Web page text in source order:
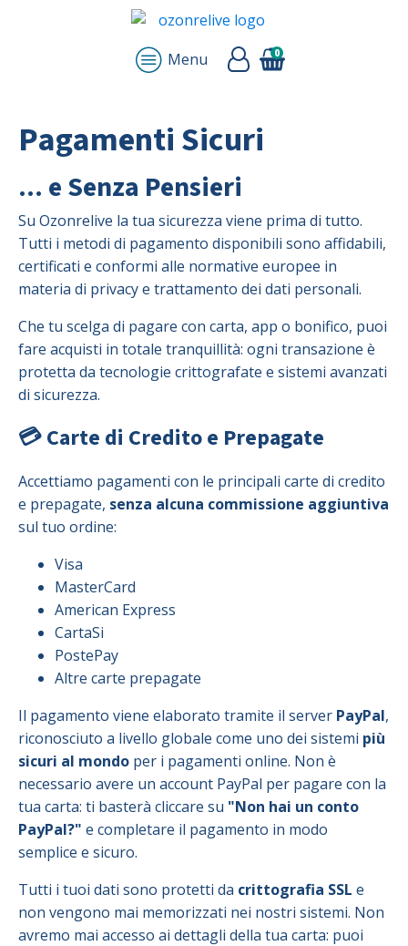
Menu 0
Pagamenti Sicuri
... e Senza Pensieri
Su Ozonrelive la tua sicurezza viene prima di tutto.
Tutti i metodi di pagamento disponibili sono affidabili,
certificati e conformi alle normative europee in
materia di privacy e trattamento dei dati personali.
Che tu scelga di pagare con carta, app o bonifico, puoi
fare acquisti in totale tranquillità: ogni transazione è
protetta da tecnologie crittografate e sistemi avanzati
di sicurezza.
💳 Carte di Credito e Prepagate
Accettiamo pagamenti con le principali carte di credito
e prepagate, senza alcuna commissione aggiuntiva
sul tuo ordine:
Visa
MasterCard
American Express
CartaSi
PostePay
Altre carte prepagate
Il pagamento viene elaborato tramite il server PayPal,
riconosciuto a livello globale come uno dei sistemi più
sicuri al mondo per i pagamenti online. Non è
necessario avere un account PayPal per pagare con la
tua carta: ti basterà cliccare su "Non hai un conto
PayPal?" e completare il pagamento in modo
semplice e sicuro.
Tutti i tuoi dati sono protetti da crittografia SSL e
non vengono mai memorizzati nei nostri sistemi. Non
avremo mai accesso ai dettagli della tua carta: puoi